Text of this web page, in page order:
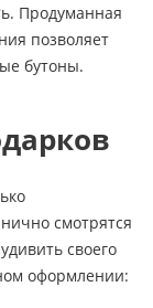
Продуманная
позволяет
бутоны.
смотрятся
своего
оформлении: